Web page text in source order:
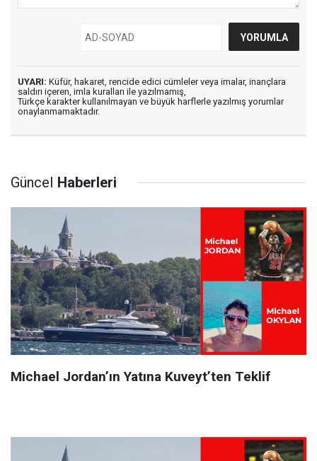
UYARI: Küfür, hakaret, rencide edici cümleler veya imalar, inançlara
saldırı içeren, imla kuralları ile yazılmamış,
Türkçe karakter kullanılmayan ve büyük harflerle yazılmış yorumlar
onaylanmamaktadır.
Güncel Haberleri
Michael Jordan’ın Yatına Kuveyt’ten Teklif